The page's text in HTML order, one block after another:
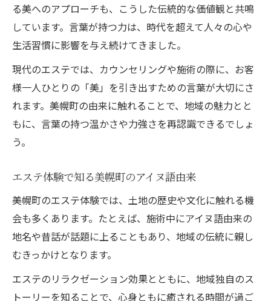
る美へのアプローチも、こうした伝統的な価値観と共鳴
しています。言葉が持つ力は、時代を超えて人々の心や
生活習慣に影響を与え続けてきました。
現代のエステでは、カウンセリングや施術の際に、お客
様一人ひとりの「美」を引き出すための言葉が大切にさ
れます。美幌町の由来に触れることで、地域の魅力とと
もに、言葉の持つ温かさや力強さを再認識できるでしょ
う。
エステ体験で知る美幌町のアイヌ語由来
美幌町のエステ体験では、土地の歴史や文化に触れる機
会も多くあります。たとえば、施術中にアイヌ語由来の
地名や昔話が話題に上ることもあり、地域の伝統に親し
むきっかけとなります。
エステのリラクゼーション効果とともに、地域独自のス
トーリーを知ることで、心身ともに癒される時間が過ご